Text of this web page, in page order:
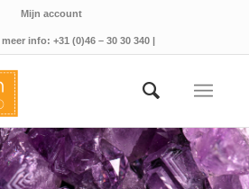
Mijn account
info: +31 (0)46 – 30 30 340 |